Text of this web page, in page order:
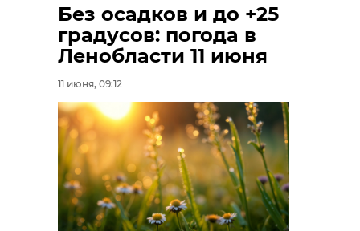
Без осадков и до +25
градусов: погода в
Ленобласти 11 июня
11 июня, 09:12